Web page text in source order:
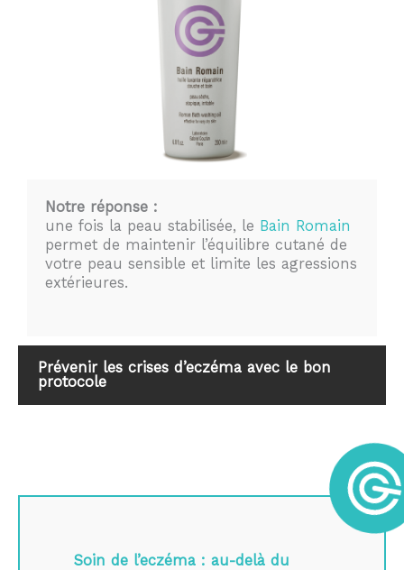
Notre réponse :
une fois la peau stabilisée, le Bain Romain
permet de maintenir l’équilibre cutané de
votre peau sensible et limite les agressions
extérieures.
Prévenir les crises d’eczéma avec le bon
protocole
Soin de l’eczéma : au-delà du